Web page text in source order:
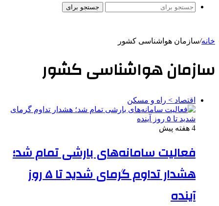
جستجو برای
خانه/سازمان هواشناسی کشور
سازمان هواشناسی کشور
اقتصاد > راه و مسکن
4 هفته پیش
فعالیت سامانه‌های بارشی تمام شد؛
هشدار تداوم گرمای شدید تا ۵ روز
آینده